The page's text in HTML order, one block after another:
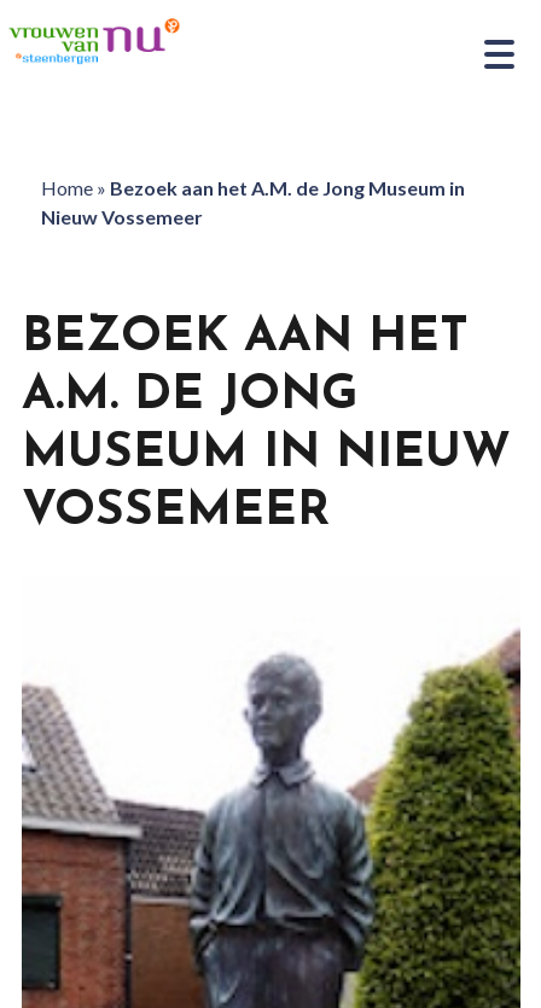
Home» Bezoek aan het A.M. de Jong Museum in
Nieuw Vossemeer
BEZOEK AAN HET
A.M. DE JONG
MUSEUM IN NIEUW
VOSSEMEER